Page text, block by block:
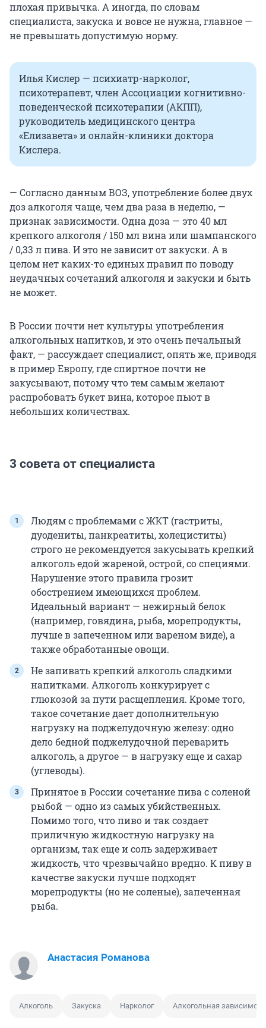
плохая привычка. А иногда, по словам
специалиста, закуска и вовсе не нужна, главное —
не превышать допустимую норму.
Илья Кислер — психиатр-нарколог,
психотерапевт, член Ассоциации когнитивно-
поведенческой психотерапии (АКПП),
руководитель медицинского центра
«Елизавета» и онлайн-клиники доктора
Кислера.
— Согласно данным ВОЗ, употребление более двух
доз алкоголя чаще, чем два раза в неделю, —
признак зависимости. Одна доза — это 40 мл
крепкого алкоголя / 150 мл вина или шампанского
/ 0,33 л пива. И это не зависит от закуски. А в
целом нет каких-то единых правил по поводу
неудачных сочетаний алкоголя и закуски и быть
не может.
В России почти нет культуры употребления
алкогольных напитков, и это очень печальный
факт, — рассуждает специалист, опять же, приводя
в пример Европу, где спиртное почти не
закусывают, потому что тем самым желают
распробовать букет вина, которое пьют в
небольших количествах.
3 совета от специалиста
Людям с проблемами с ЖКТ (гастриты,
дуодениты, панкреатиты, холециститы)
строго не рекомендуется закусывать крепкий
алкоголь едой жареной, острой, со специями.
Нарушение этого правила грозит
обострением имеющихся проблем.
Идеальный вариант — нежирный белок
(например, говядина, рыба, морепродукты,
лучше в запеченном или вареном виде), а
также обработанные овощи.
Не запивать крепкий алкоголь сладкими
напитками. Алкоголь конкурирует с
глюкозой за пути расщепления. Кроме того,
такое сочетание дает дополнительную
нагрузку на поджелудочную железу: одно
дело бедной поджелудочной переварить
алкоголь, а другое — в нагрузку еще и сахар
(углеводы).
Принятое в России сочетание пива с соленой
рыбой — одно из самых убийственных.
Помимо того, что пиво и так создает
приличную жидкостную нагрузку на
организм, так еще и соль задерживает
жидкость, что чрезвычайно вредно. К пиву в
качестве закуски лучше подходят
морепродукты (но не соленые), запеченная
рыба.
Анастасия Романова
Алкоголь Закуска Нарколог Алкогольная